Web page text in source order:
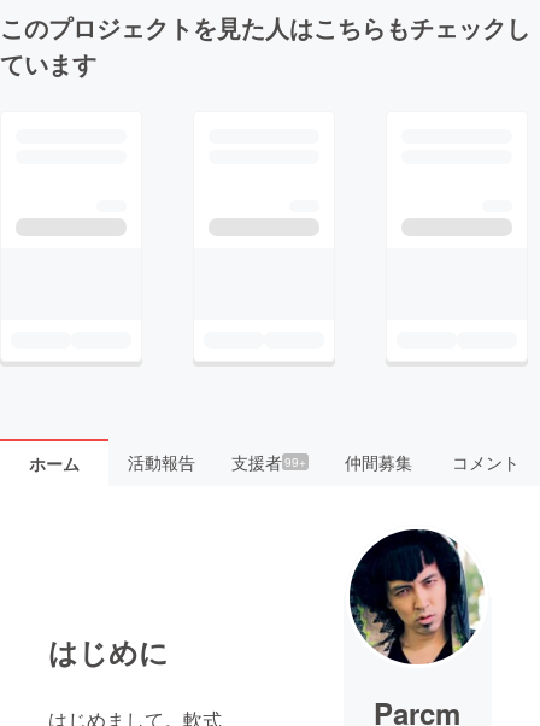
このプロジェクトを見た人はこちらもチェックし
ています
ホーム 活動報告 支援者99+ 仲間募集 コメント
はじめに
はじめまして。軟式 Parcm